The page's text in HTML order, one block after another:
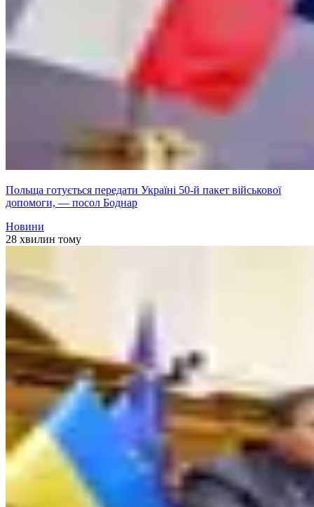
Польща готується передати Україні 50-й пакет військової
допомоги, — посол Боднар
Новини
28 хвилин тому